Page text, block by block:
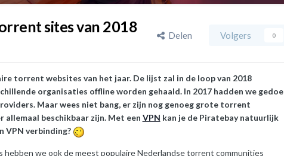
sites van 2018 Delen Volgers 0
torrent websites van het jaar. De lijst zal in de loop van 2018
organisaties offline worden gehaald. In 2017 hadden we gedoe
Maar wees niet bang, er zijn nog genoeg grote torrent
allemaal beschikbaar zijn. Met een VPN kan je de Piratebay natuurlijk
VPN verbinding?
we ook de meest populaire Nederlandse torrent communities